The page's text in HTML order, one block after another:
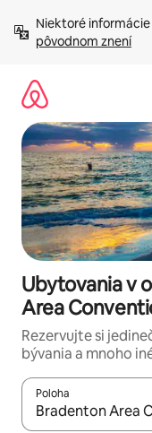
obsah.
Niektoré
pôvodnom znení
Ubytovania v
Area
Rezervujte si
bývania a mnoho
Poloha
Keď budú výsledky